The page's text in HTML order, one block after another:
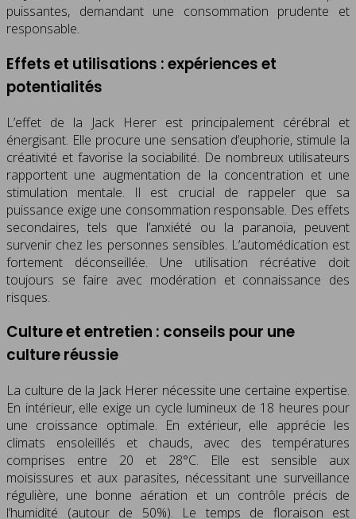
puissantes, demandant une consommation prudente et
responsable.
Effets et utilisations : expériences et
potentialités
L’effet de la Jack Herer est principalement cérébral et
énergisant. Elle procure une sensation d’euphorie, stimule la
créativité et favorise la sociabilité. De nombreux utilisateurs
rapportent une augmentation de la concentration et une
stimulation mentale. Il est crucial de rappeler que sa
puissance exige une consommation responsable. Des effets
secondaires, tels que l’anxiété ou la paranoïa, peuvent
survenir chez les personnes sensibles. L’automédication est
fortement déconseillée. Une utilisation récréative doit
toujours se faire avec modération et connaissance des
risques.
Culture et entretien : conseils pour une
culture réussie
La culture de la Jack Herer nécessite une certaine expertise.
En intérieur, elle exige un cycle lumineux de 18 heures pour
une croissance optimale. En extérieur, elle apprécie les
climats ensoleillés et chauds, avec des températures
comprises entre 20 et 28°C. Elle est sensible aux
moisissures et aux parasites, nécessitant une surveillance
régulière, une bonne aération et un contrôle précis de
l’humidité (autour de 50%). Le temps de floraison est